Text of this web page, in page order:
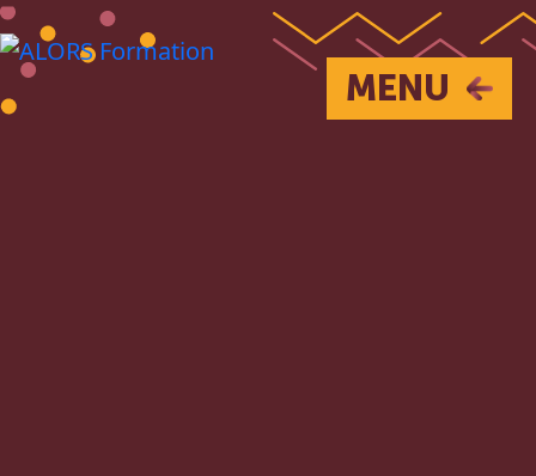
Passer au contenu principal
MENU